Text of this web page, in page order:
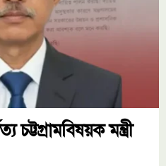
মন্ত্রী